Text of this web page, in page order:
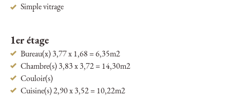
Simple vitrage
1er étage
Bureau(x) 3,77 x 1,68 = 6,35m2
Chambre(s) 3,83 x 3,72 = 14,30m2
Couloir(s)
Cuisine(s) 2,90 x 3,52 = 10,22m2